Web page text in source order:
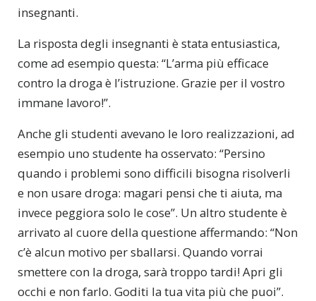
insegnanti.
La risposta degli insegnanti è stata entusiastica,
come ad esempio questa: “L’arma più efficace
contro la droga è l’istruzione. Grazie per il vostro
immane lavoro!”.
Anche gli studenti avevano le loro realizzazioni, ad
esempio uno studente ha osservato: “Persino
quando i problemi sono difficili bisogna risolverli
e non usare droga: magari pensi che ti aiuta, ma
invece peggiora solo le cose”. Un altro studente è
arrivato al cuore della questione affermando: “Non
c’è alcun motivo per sballarsi. Quando vorrai
smettere con la droga, sarà troppo tardi! Apri gli
occhi e non farlo. Goditi la tua vita più che puoi”.